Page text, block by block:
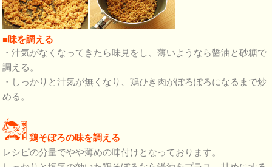
■味を調える
・汁気がなくなってきたら味見をし、薄いようなら醤油と砂糖で
調える。
・しっかりと汁気が無くなり、鶏ひき肉がぽろぽろになるまで炒
める。
鶏そぼろの味を調える
レシピの分量でやや薄めの味付けとなっております。